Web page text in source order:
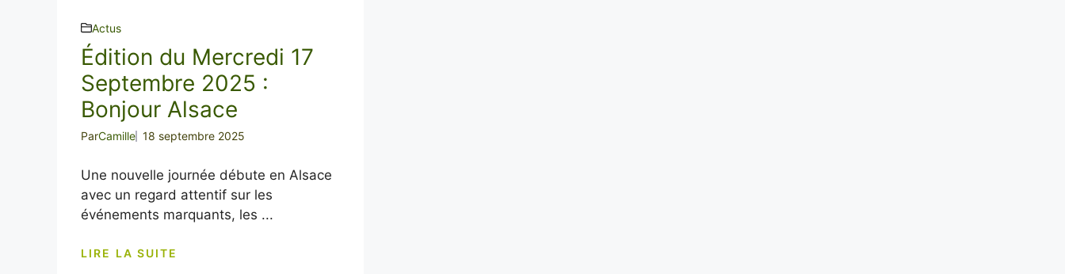
Actus
Édition du Mercredi 17
Septembre 2025 :
Bonjour Alsace
ParCamille 18 septembre 2025
Une nouvelle journée débute en Alsace
avec un regard attentif sur les
événements marquants, les ...
LIRE LA SUITE